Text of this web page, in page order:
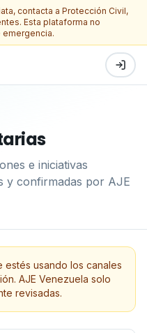
contacta a Protección Civil,
Esta plataforma no
e iniciativas
y confirmadas por AJE
usando los canales
AJE Venezuela solo
revisadas.